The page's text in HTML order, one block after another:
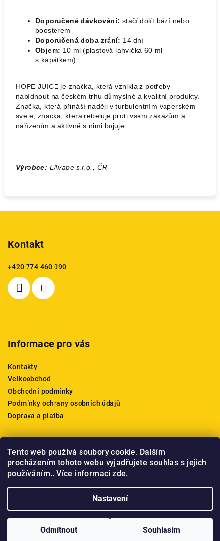
Tento web používá soubory cookie. Dalším
procházením tohoto webu vyjadřujete souhlas s jejich
používáním.. Více informacízde.
Nastavení
Odmítnout Souhlasím
Doporučené dávkování: stačí dolít bází nebo
boosterem
Doporučená doba zrání: 14 dní
Objem: 10 ml (plastová lahvička 60 ml
s kapátkem)
HOPE JUICE je značka, která vznikla z potřeby
nabídnout na českém trhu důmyslné a kvalitní produkty.
Značka, která přináší naději v turbulentním vaperském
světě, značka, která rebeluje proti všem zákazům a
nařízením a aktivně s nimi bojuje.
Výrobce: LAvape s.r.o., ČR
Kontakt
+420 774 460 090
Informace pro vás
Kontakty
Velkoobchod
Obchodní podmínky
Podmínky ochrany osobních údajů
Doprava a platba
Nákupní košík
0ks /0 Kč
HOPE Juice. Všechna práva vyhrazena.